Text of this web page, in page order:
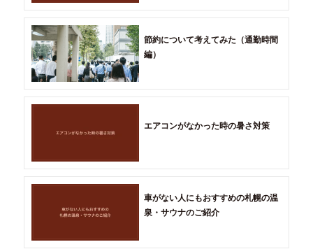
節約について考えてみた（通勤時間
編）
エアコンがなかった時の暑さ対策
車がない人にもおすすめの札幌の温
泉・サウナのご紹介